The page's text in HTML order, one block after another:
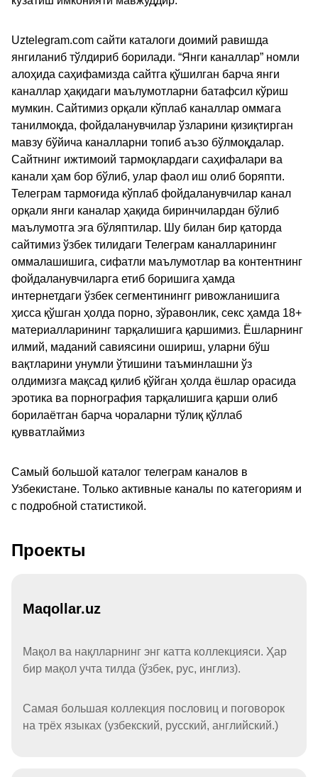
Uztelegram.com сайти каталоги доимий равишда
янгиланиб тўлдириб борилади. “Янги каналлар” номли
алоҳида саҳифамизда сайтга қўшилган барча янги
каналлар ҳақидаги маълумотларни батафсил кўриш
мумкин. Сайтимиз орқали кўплаб каналлар оммага
танилмоқда, фойдаланувчилар ўзларини қизиқтирган
мавзу бўйича каналларни топиб аъзо бўлмоқдалар.
Сайтнинг ижтимоий тармоқлардаги саҳифалари ва
канали ҳам бор бўлиб, улар фаол иш олиб боряпти.
Телеграм тармоғида кўплаб фойдаланувчилар канал
орқали янги каналар ҳақида биринчилардан бўлиб
маълумотга эга бўляптилар. Шу билан бир қаторда
сайтимиз ўзбек тилидаги Телеграм каналларининг
оммалашишига, сифатли маълумотлар ва контентнинг
фойдаланувчиларга етиб боришига ҳамда
интернетдаги ўзбек сегментинингг ривожланишига
ҳисса қўшган ҳолда порно, зўравонлик, секс ҳамда 18+
материалларининг тарқалишига қаршимиз. Ёшларнинг
илмий, маданий савиясини ошириш, уларни бўш
вақтларини унумли ўтишини таъминлашни ўз
олдимизга мақсад қилиб қўйган ҳолда ёшлар орасида
эротика ва порнография тарқалишига қарши олиб
борилаётган барча чораларни тўлиқ қўллаб
қувватлаймиз
Самый большой каталог телеграм каналов в
Узбекистане. Только активные каналы по категориям и
с подробной статистикой.
Проекты
Maqollar.uz
Мақол ва нақлларнинг энг катта коллекцияси. Ҳар
бир мақол учта тилда (ўзбек, рус, инглиз).
Самая большая коллекция пословиц и поговорок
на трёх языках (узбекский, русский, английский.)